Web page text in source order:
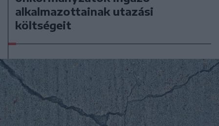
alkalmazottainak utazási
költségeit